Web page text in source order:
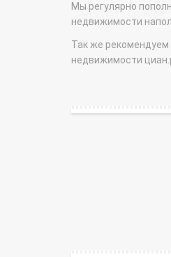
Мы регулярно
недвижимости
Так же
недвижимости